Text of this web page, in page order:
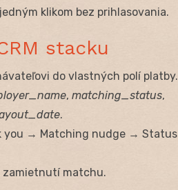
klikom bez prihlasovania.
stacku
do vlastných polí platby.
, matching_status,
.
you → Matching nudge → Status
zamietnutí matchu.